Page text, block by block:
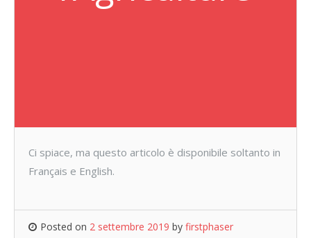
Ci spiace, ma questo articolo è disponibile soltanto in
Français e English.
Posted on 2 settembre 2019 by firstphaser